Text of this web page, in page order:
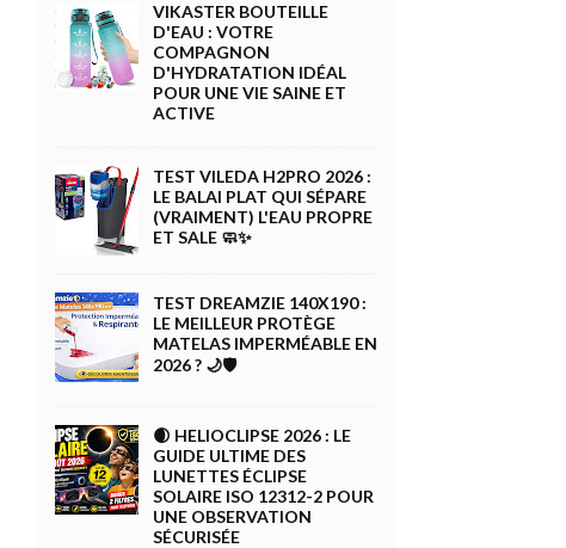
VIKASTER BOUTEILLE
D'EAU : VOTRE
COMPAGNON
D'HYDRATATION IDÉAL
POUR UNE VIE SAINE ET
ACTIVE
TEST VILEDA H2PRO 2026 :
LE BALAI PLAT QUI SÉPARE
(VRAIMENT) L'EAU PROPRE
ET SALE 🧼✨
TEST DREAMZIE 140X190 :
LE MEILLEUR PROTÈGE
MATELAS IMPERMÉABLE EN
2026 ? 🌙🛡️
🌒 HELIOCLIPSE 2026 : LE
GUIDE ULTIME DES
LUNETTES ÉCLIPSE
SOLAIRE ISO 12312-2 POUR
UNE OBSERVATION
SÉCURISÉE